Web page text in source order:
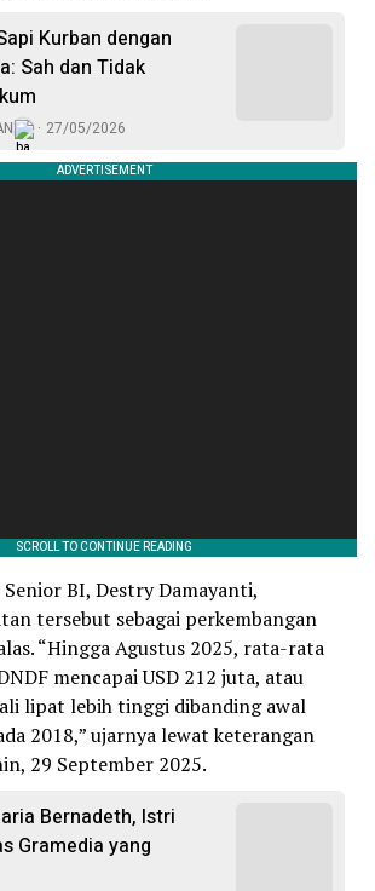
Kurban dengan
Sah dan Tidak
27/05/2026
BI, Destry Damayanti,
tersebut sebagai perkembangan
“Hingga Agustus 2025, rata-rata
mencapai USD 212 juta, atau
lipat lebih tinggi dibanding awal
2018,” ujarnya lewat keterangan
29 September 2025.
Bernadeth, Istri
Gramedia yang